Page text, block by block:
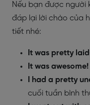
Nếu bạn được
đáp lại lời chào của
tiết nhé:
It was pretty
It was awesome!
I had a pretty
cuối tuần bình